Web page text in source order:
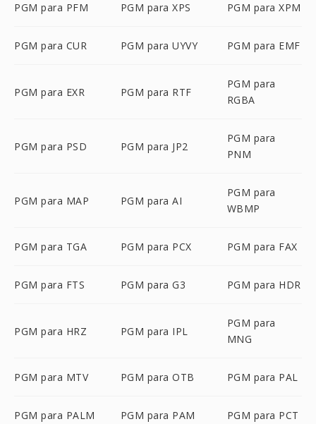
PGM para PFM PGM para XPS PGM para XPM
PGM para CUR PGM para UYVY PGM para EMF
PGM para EXR PGM para RTF
PGM para
RGBA
PGM para PSD PGM para JP2
PGM para
PNM
PGM para MAP PGM para AI
PGM para
WBMP
PGM para TGA PGM para PCX PGM para FAX
PGM para FTS PGM para G3 PGM para HDR
PGM para HRZ PGM para IPL
PGM para
MNG
PGM para MTV PGM para OTB PGM para PAL
PGM para PALM PGM para PAM PGM para PCT